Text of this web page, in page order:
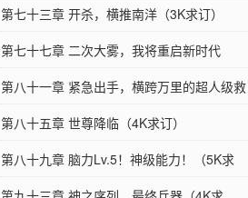
读）
第七十三章 开杀，横推南洋（3K求订）
第七十七章 二次大雾，我将重启新时代
（4K求追读）
第八十一章 紧急出手，横跨万里的超人级救
援（4K求订）
第八十五章 世尊降临（4K求订）
第八十九章 脑力Lv.5！神级能力！（5K求